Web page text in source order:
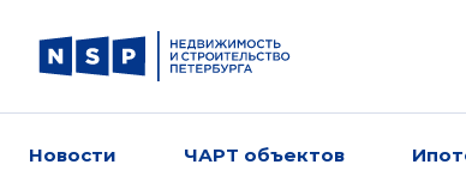
Новости ЧАРТ объектов